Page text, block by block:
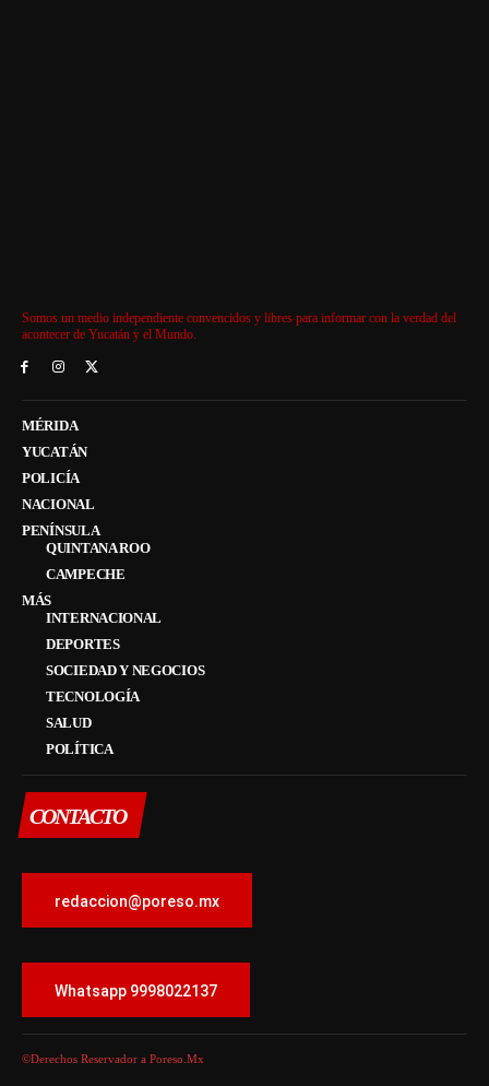
Somos un medio independiente convencidos y libres para informar con la verdad del
acontecer de Yucatán y el Mundo.
MÉRIDA
YUCATÁN
POLICÍA
NACIONAL
PENÍNSULA
QUINTANA ROO
CAMPECHE
MÁS
INTERNACIONAL
DEPORTES
SOCIEDAD Y NEGOCIOS
TECNOLOGÍA
SALUD
POLÍTICA
CONTACTO
redaccion@poreso.mx
Whatsapp 9998022137
©Derechos Reservador a Poreso.Mx